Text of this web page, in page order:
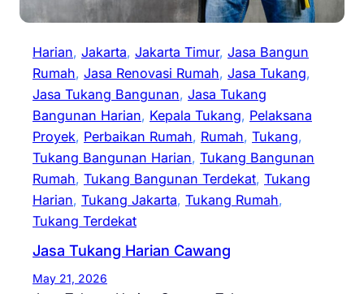
Harian, Jakarta, Jakarta Timur, Jasa Bangun
Rumah, Jasa Renovasi Rumah, Jasa Tukang
Jasa Tukang Bangunan, Jasa Tukang
Bangunan Harian, Kepala Tukang, Pelaksana
Proyek, Perbaikan Rumah, Rumah, Tukang
Tukang Bangunan Harian, Tukang Bangunan
Rumah, Tukang Bangunan Terdekat, Tukang
Harian, Tukang Jakarta, Tukang Rumah
Tukang Terdekat
Jasa Tukang Harian Cawang
May 21, 2026